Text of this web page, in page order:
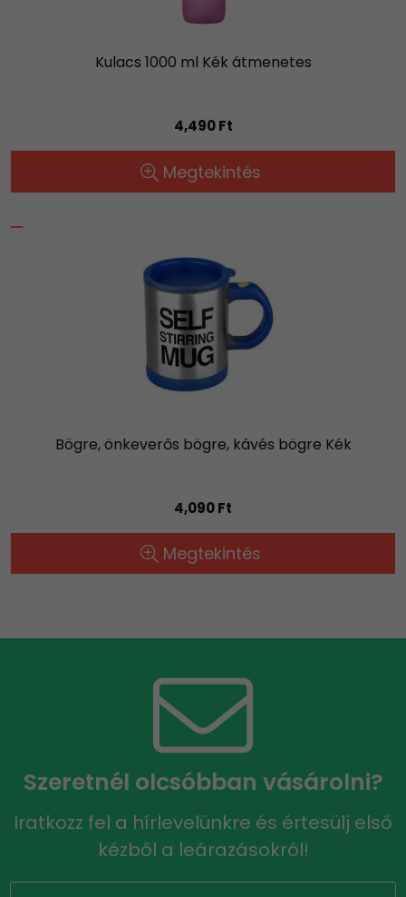
Kulacs 1000 ml Kék átmenetes
4,490 Ft
Megtekintés
Bögre, önkeverős bögre, kávés bögre Kék
4,090 Ft
Megtekintés
Szeretnél olcsóbban vásárolni?
Iratkozz fel a hírlevelünkre és értesülj első
kézből a leárazásokról!